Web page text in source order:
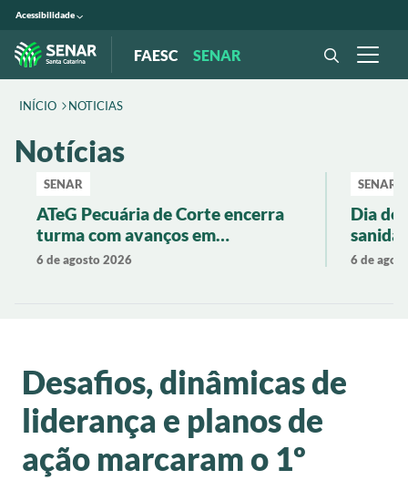
Acessibilidade
FAESC SENAR
INÍCIO NOTICIAS
Notícias
SENAR
ATeG Pecuária de Corte encerra
turma com avanços em
produtividade e gestão rural
6 de agosto 2026
SENAR
Dia de
6 de
Desafios, dinâmicas de
liderança e planos de
ação marcaram o 1º